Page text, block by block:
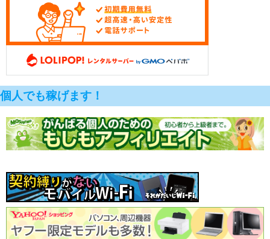
個人でも稼げます！